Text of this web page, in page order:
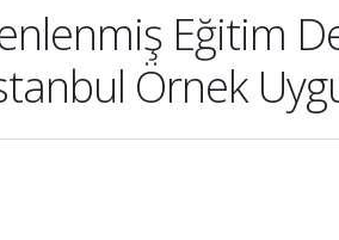
Eğitim
Örnek